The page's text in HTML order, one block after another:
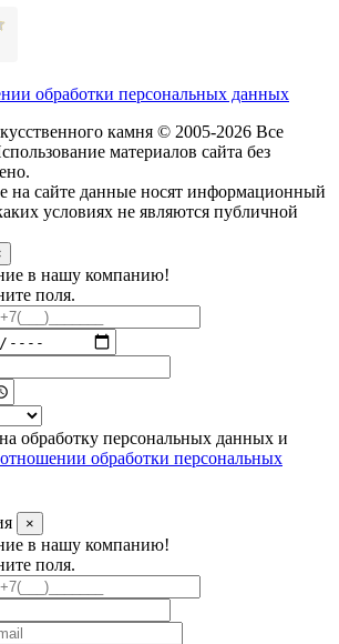
обработки персональных данных
камня © 2005-2026 Все
материалов сайта без
на сайте данные носят информационный
условиях не являются публичной
в нашу компанию!
поля.
на обработку персональных данных и
обработки персональных
×
в нашу компанию!
поля.